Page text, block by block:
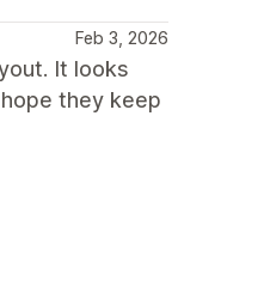
Feb 3, 2026
It looks
they keep